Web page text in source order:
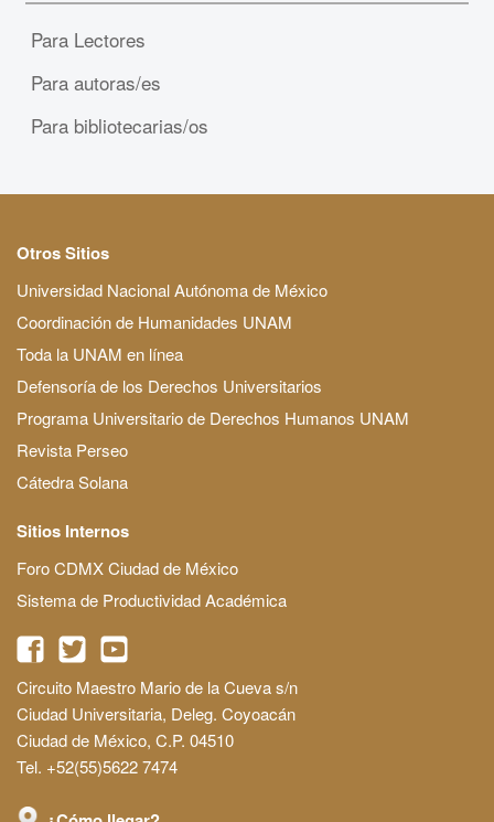
Para Lectores
Para autoras/es
Para bibliotecarias/os
Otros Sitios
Universidad Nacional Autónoma de México
Coordinación de Humanidades UNAM
Toda la UNAM en línea
Defensoría de los Derechos Universitarios
Programa Universitario de Derechos Humanos UNAM
Revista Perseo
Cátedra Solana
Sitios Internos
Foro CDMX Ciudad de México
Sistema de Productividad Académica
Circuito Maestro Mario de la Cueva s/n
Ciudad Universitaria, Deleg. Coyoacán
Ciudad de México, C.P. 04510
Tel. +52(55)5622 7474